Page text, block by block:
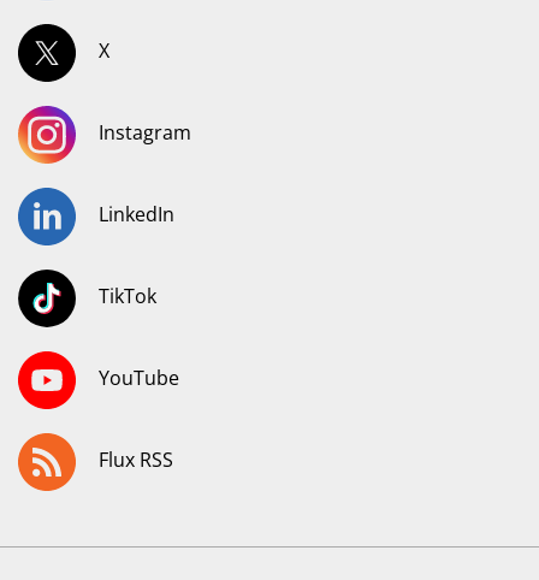
X
Instagram
LinkedIn
TikTok
YouTube
Flux RSS